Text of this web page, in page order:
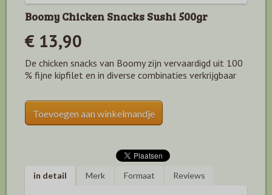
Boomy Chicken Snacks Sushi 500gr
€ 13,90
De chicken snacks van Boomy zijn vervaardigd uit 100
% fijne kipfilet en in diverse combinaties verkrijgbaar
Toevoegen aan winkelmandje
in detail Merk Formaat Reviews